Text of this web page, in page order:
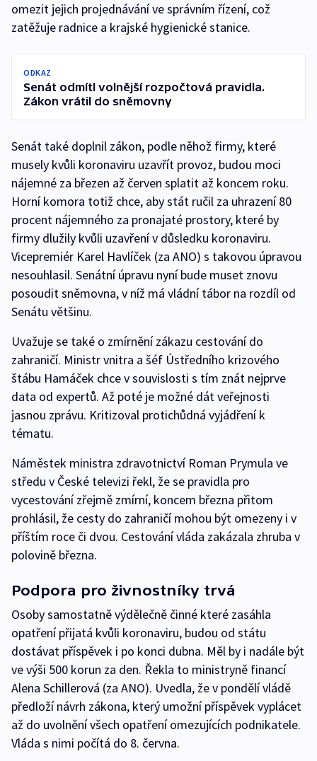
omezit jejich projednávání ve správním řízení, což
zatěžuje radnice a krajské hygienické stanice.
ODKAZ
Senát odmítl volnější rozpočtová pravidla.
Zákon vrátil do sněmovny
Senát také doplnil zákon, podle něhož firmy, které
musely kvůli koronaviru uzavřít provoz, budou moci
nájemné za březen až červen splatit až koncem roku.
Horní komora totiž chce, aby stát ručil za uhrazení 80
procent nájemného za pronajaté prostory, které by
firmy dlužily kvůli uzavření v důsledku koronaviru.
Vicepremiér Karel Havlíček (za ANO) s takovou úpravou
nesouhlasil. Senátní úpravu nyní bude muset znovu
posoudit sněmovna, v níž má vládní tábor na rozdíl od
Senátu většinu.
Uvažuje se také o zmírnění zákazu cestování do
zahraničí. Ministr vnitra a šéf Ústředního krizového
štábu Hamáček chce v souvislosti s tím znát nejprve
data od expertů. Až poté je možné dát veřejnosti
jasnou zprávu. Kritizoval protichůdná vyjádření k
tématu.
Náměstek ministra zdravotnictví Roman Prymula ve
středu v České televizi řekl, že se pravidla pro
vycestování zřejmě zmírní, koncem března přitom
prohlásil, že cesty do zahraničí mohou být omezeny i v
příštím roce či dvou. Cestování vláda zakázala zhruba v
polovině března.
Podpora pro živnostníky trvá
Osoby samostatně výdělečně činné které zasáhla
opatření přijatá kvůli koronaviru, budou od státu
dostávat příspěvek i po konci dubna. Měl by i nadále být
ve výši 500 korun za den. Řekla to ministryně financí
Alena Schillerová (za ANO). Uvedla, že v pondělí vládě
předloží návrh zákona, který umožní příspěvek vyplácet
až do uvolnění všech opatření omezujících podnikatele.
Vláda s nimi počítá do 8. června.